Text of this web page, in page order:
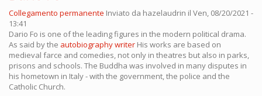
Collegamento permanente Inviato da hazelaudrin il Ven, 08/20/2021 -
13:41
Dario Fo is one of the leading figures in the modern political drama.
As said by the autobiography writer His works are based on
medieval farce and comedies, not only in theatres but also in parks,
prisons and schools. The Buddha was involved in many disputes in
his hometown in Italy - with the government, the police and the
Catholic Church.